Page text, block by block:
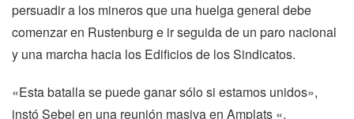
persuadir a los mineros que una huelga general debe
comenzar en Rustenburg e ir seguida de un paro nacional
y una marcha hacia los Edificios de los Sindicatos.
«Esta batalla se puede ganar sólo si estamos unidos»,
instó Sebei en una reunión masiva en Amplats «.